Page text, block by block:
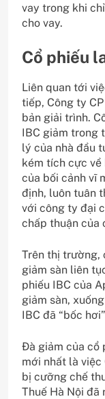
vay trong khi
cho vay.
Cổ phiếu
Liên quan tới
tiếp, Công ty
bản giải trình.
IBC giảm trong
lý của nhà đầu
kém tích cực
của bối cảnh vĩ
định, luôn tuân
với công ty đại
chấp thuận của
Trên thị trường,
giảm sàn liên
phiếu IBC của
giảm sàn,
IBC đã “bốc
Đà giảm của cổ
mới nhất là
bị cưỡng chế
Thuế Hà Nội